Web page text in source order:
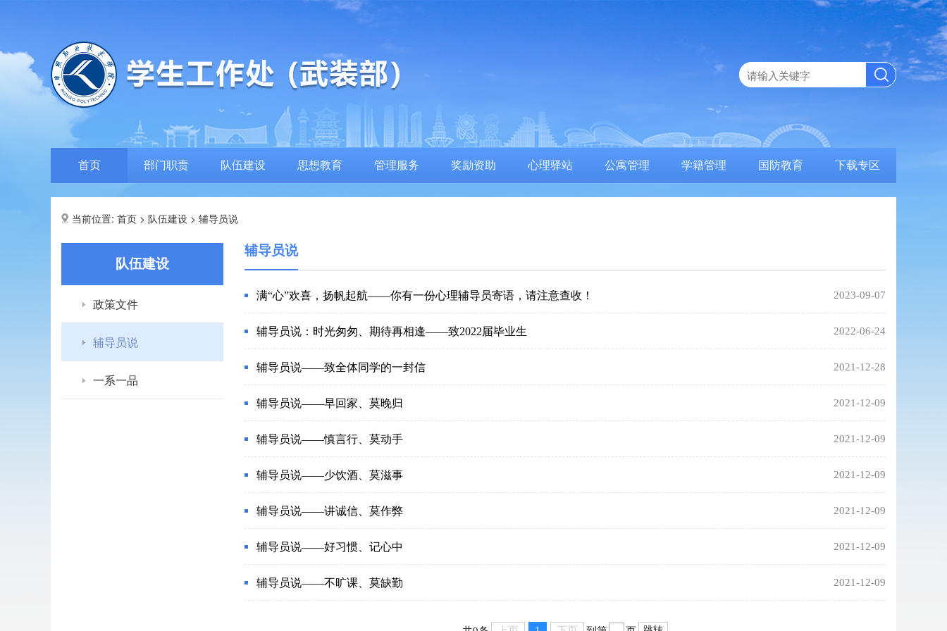
首页 部门职责 队伍建设 思想教育 管理服务 奖励资助 心理驿站 公寓管理 学籍管理 国防教育 下载专区
当前位置: 首页 > 队伍建设 > 辅导员说
队伍建设
政策文件
辅导员说
一系一品
辅导员说
满“心”欢喜，扬帆起航——你有一份心理辅导员寄语，请注意查收！ 2023-09-07
辅导员说：时光匆匆、期待再相逢——致2022届毕业生 2022-06-24
辅导员说——致全体同学的一封信 2021-12-28
辅导员说——早回家、莫晚归 2021-12-09
辅导员说——慎言行、莫动手 2021-12-09
辅导员说——少饮酒、莫滋事 2021-12-09
辅导员说——讲诚信、莫作弊 2021-12-09
辅导员说——好习惯、记心中 2021-12-09
辅导员说——不旷课、莫缺勤 2021-12-09